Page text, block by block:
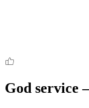
God service